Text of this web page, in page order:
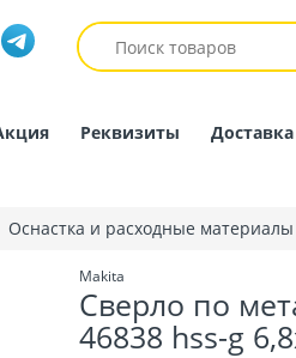
Реквизиты Доставка
Оснастка и расходные материалы
Makita
Сверло по
46838 hss-g